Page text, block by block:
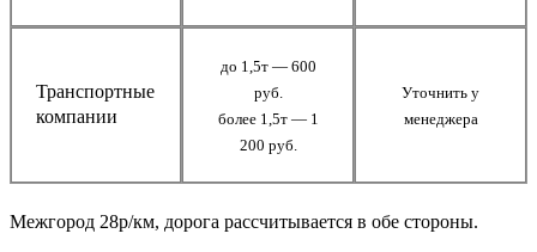
Транспортные
компании
до 1,5т — 600
руб.
более 1,5т — 1
200 руб.
Уточнить у
менеджера
Межгород 28р/км, дорога рассчитывается в обе стороны.